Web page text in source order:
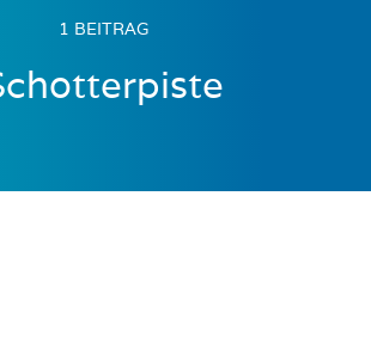
1 BEITRAG